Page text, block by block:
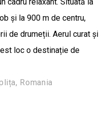
cadru relaxant. Situată la
și la 900 m de centru,
de drumeții. Aerul curat și
loc o destinație de
Romania